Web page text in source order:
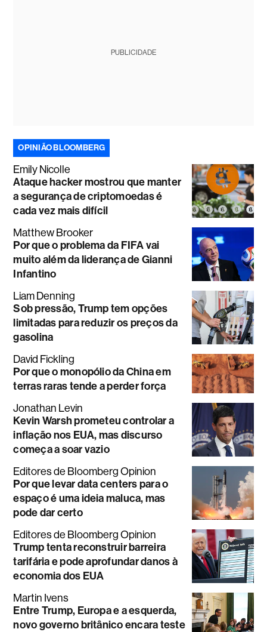
PUBLICIDADE
OPINIÃO BLOOMBERG
Emily Nicolle
Ataque hacker mostrou que manter
a segurança de criptomoedas é
cada vez mais difícil
Matthew Brooker
Por que o problema da FIFA vai
muito além da liderança de Gianni
Infantino
Liam Denning
Sob pressão, Trump tem opções
limitadas para reduzir os preços da
gasolina
David Fickling
Por que o monopólio da China em
terras raras tende a perder força
Jonathan Levin
Kevin Warsh prometeu controlar a
inflação nos EUA, mas discurso
começa a soar vazio
Editores de Bloomberg Opinion
Por que levar data centers para o
espaço é uma ideia maluca, mas
pode dar certo
Editores de Bloomberg Opinion
Trump tenta reconstruir barreira
tarifária e pode aprofundar danos à
economia dos EUA
Martin Ivens
Entre Trump, Europa e a esquerda,
novo governo britânico encara teste